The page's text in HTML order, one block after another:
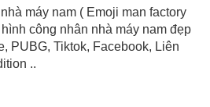
máy nam ( Emoji man factory
công nhân nhà máy nam đẹp
PUBG, Tiktok, Facebook, Liên
..